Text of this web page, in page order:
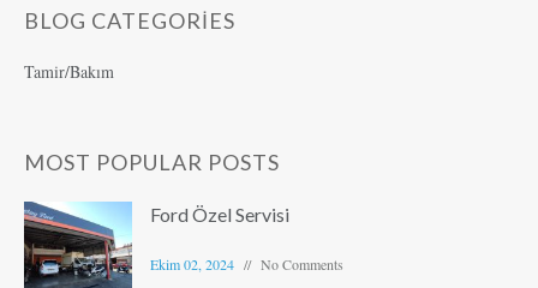
BLOG CATEGORIES
Tamir/Bakım
MOST POPULAR POSTS
Ford Özel Servisi
Ekim 02, 2024 No Comments